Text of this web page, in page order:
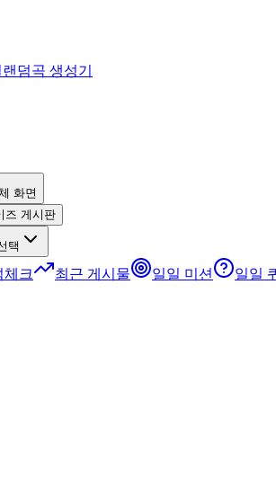
랜덤곡 생성기
화면
즈 게시판
택
체크 최근 게시물 일일 미션 일일